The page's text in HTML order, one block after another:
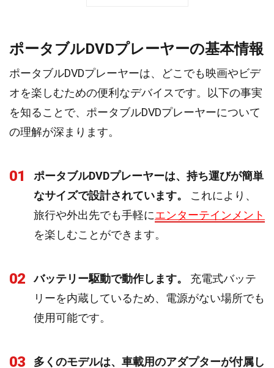
ポータブルDVDプレーヤーの基本情報
ポータブルDVDプレーヤーは、どこでも映画やビデ
オを楽しむための便利なデバイスです。以下の事実
を知ることで、ポータブルDVDプレーヤーについて
の理解が深まります。
01
ポータブルDVDプレーヤーは、持ち運びが簡単
なサイズで設計されています。
これにより、
旅行や外出先でも手軽にエンターテインメント
を楽しむことができます。
02 バッテリー駆動で動作します。
充電式バッテ
リーを内蔵しているため、電源がない場所でも
使用可能です。
03
多くのモデルは、車載用のアダプターが付属し